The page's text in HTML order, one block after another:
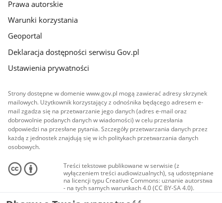
Prawa autorskie
Warunki korzystania
Geoportal
Deklaracja dostępności serwisu Gov.pl
Ustawienia prywatności
Strony dostępne w domenie www.gov.pl mogą zawierać adresy skrzynek
mailowych. Użytkownik korzystający z odnośnika będącego adresem e-
mail zgadza się na przetwarzanie jego danych (adres e-mail oraz
dobrowolnie podanych danych w wiadomości) w celu przesłania
odpowiedzi na przesłane pytania. Szczegóły przetwarzania danych przez
każdą z jednostek znajdują się w ich politykach przetwarzania danych
osobowych.
Treści tekstowe publikowane w serwisie (z
wyłączeniem treści audiowizualnych), są udostępniane
na licencji typu Creative Commons: uznanie autorstwa
- na tych samych warunkach 4.0 (CC BY-SA 4.0).
Materiały audiowizualne, w tym zdjęcia, materiały